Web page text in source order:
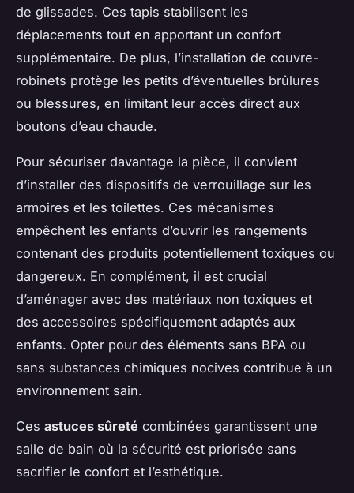
de glissades. Ces tapis stabilisent les
déplacements tout en apportant un confort
supplémentaire. De plus, l’installation de couvre-
robinets protège les petits d’éventuelles brûlures
ou blessures, en limitant leur accès direct aux
boutons d’eau chaude.
Pour sécuriser davantage la pièce, il convient
d’installer des dispositifs de verrouillage sur les
armoires et les toilettes. Ces mécanismes
empêchent les enfants d’ouvrir les rangements
contenant des produits potentiellement toxiques ou
dangereux. En complément, il est crucial
d’aménager avec des matériaux non toxiques et
des accessoires spécifiquement adaptés aux
enfants. Opter pour des éléments sans BPA ou
sans substances chimiques nocives contribue à un
environnement sain.
Ces astuces sûreté combinées garantissent une
salle de bain où la sécurité est priorisée sans
sacrifier le confort et l’esthétique.